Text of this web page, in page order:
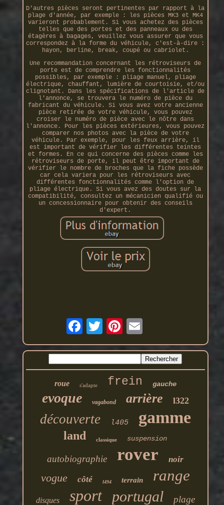
D'autres pièces seront pertinentes par rapport à la
plage d'année, par exemple : les pièces MK3 et MK4
varieront probablement. Si vous achetez des pièces
telles que des portes et des panneaux ou des
étagères à bagages, veuillez vous assurer que vous
correspondez à la forme du véhicule, c'est-à-dire :
hayon, berline, break, coupé ou cabriolet.
Une recommandation concernant les rétroviseurs de
porte est de comprendre les fonctionnalités
possibles, par exemple : pliage manuel, pliage
électrique, chauffant, lumière de courtoisie, et/ou
clignotant. Dans les spécifications de l'article de
l'annonce, se trouvera le numéro de pièce du
fabricant du véhicule. Si vous avez votre ancienne
pièce retirée de votre véhicule, vous pouvez
croiser le numéro de pièce avec le nôtre dans
l'annonce. Pour les pièces extérieures, vous pouvez
comparer nos photos avec la pièce de votre
véhicule. Par exemple, pour les feux arrière, il
est important de vérifier les différentes teintes
et formes. En ce qui concerne des pièces comme les
rétroviseurs de porte, il peut être important de
vérifier le nombre de broches que la fiche possède
car cela variera pour les rétroviseurs avec
différentes fonctionnalités comme l'option de
pliage électrique. Si vous avez des doutes sur la
compatibilité, consultez un mécanicien qualifié ou
un concessionnaire pour obtenir des conseils
d'expert.
roue s'adapte frein gauche
evoque vagabond arrière l322
découverte l405 gamme
land classique suspension
autobiographie rover noir
vogue côté l494 terrain range
disques sport portugal plage